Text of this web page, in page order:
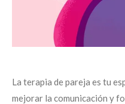
La terapia de pareja es tu
mejorar la comunicación y